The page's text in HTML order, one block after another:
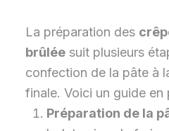
La préparation des
brûléesuit plusieurs
confection de la pâte à
finale. Voici un guide en
Préparation de la